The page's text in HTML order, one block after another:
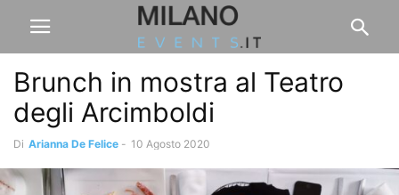
Brunch in mostra al Teatro
degli Arcimboldi
Di Arianna De Felice - 10 Agosto 2020